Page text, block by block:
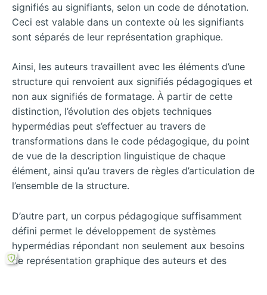
signifiés au signifiants, selon un code de dénotation.
Ceci est valable dans un contexte où les signifiants
sont séparés de leur représentation graphique.
Ainsi, les auteurs travaillent avec les éléments d’une
structure qui renvoient aux signifiés pédagogiques et
non aux signifiés de formatage. À partir de cette
distinction, l’évolution des objets techniques
hypermédias peut s’effectuer au travers de
transformations dans le code pédagogique, du point
de vue de la description linguistique de chaque
élément, ainsi qu’au travers de règles d’articulation de
l’ensemble de la structure.
D’autre part, un corpus pédagogique suffisamment
défini permet le développement de systèmes
hypermédias répondant non seulement aux besoins
de représentation graphique des auteurs et des